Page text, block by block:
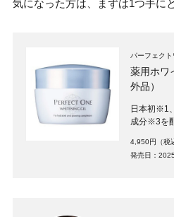
気になった方は、まずは1つ手に
パーフェクト
薬用ホワ
外品）
日本初※1
成分※3を
4,950円（税
発売日：